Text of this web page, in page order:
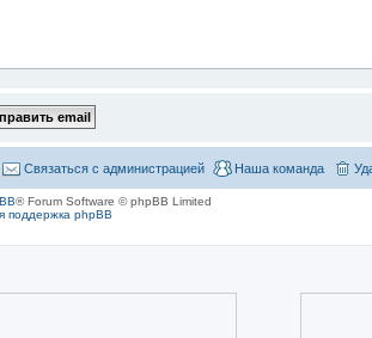
Наша команда
Связаться с администрацией
® Forum Software © phpBB Limited
поддержка phpBB